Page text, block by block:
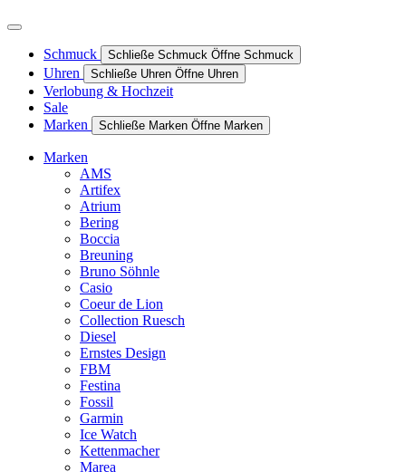
Schmuck Schließe Schmuck Öffne Schmuck
Uhren Schließe Uhren Öffne Uhren
Verlobung & Hochzeit
Sale
Marken
Schließe Marken Öffne Marken
Marken
AMS
Artifex
Atrium
Bering
Boccia
Breuning
Bruno Söhnle
Casio
Coeur de Lion
Collection Ruesch
Diesel
Ernstes Design
FBM
Festina
Fossil
Garmin
Ice Watch
Kettenmacher
Marea